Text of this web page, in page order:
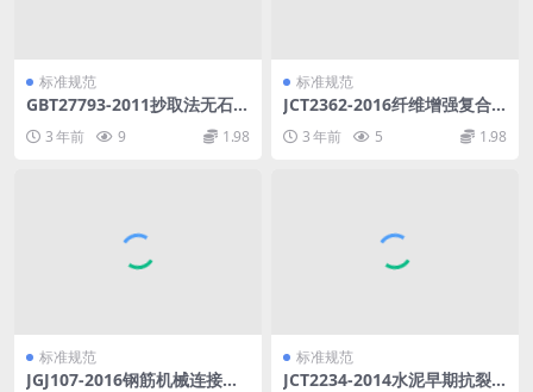
标准规范
GBT27793-2011抄取法无石棉
3 年前 9 1.98
标准规范
JCT2362-2016纤维增强复合
3 年前 5 1.98
标准规范
JGJ107-2016钢筋机械连接技
标准规范
JCT2234-2014水泥早期抗裂